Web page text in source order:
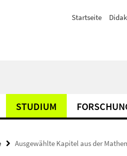
Startseite
STUDIUM
Ausgewählte Kapitel aus der